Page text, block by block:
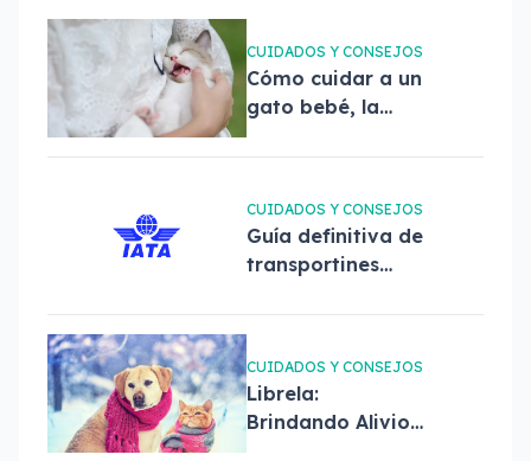
CUIDADOS Y CONSEJOS
Cómo cuidar a un
gato bebé, la
para nuevos
CUIDADOS Y CONSEJOS
Guía definitiva de
transportines
IATA
CUIDADOS Y CONSEJOS
Librela:
Brindando Alivio